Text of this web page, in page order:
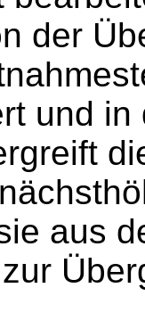
der
und
aus